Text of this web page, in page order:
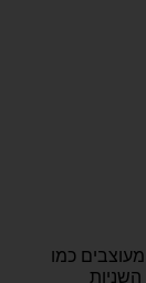
המחוגים בשעון הטלאריום Hermle Tellurium מעוצבים כמו